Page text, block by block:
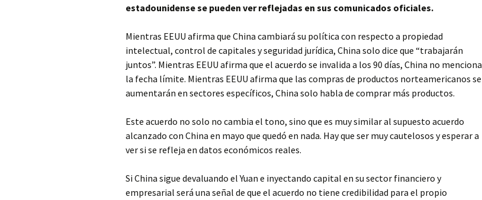
estadounidense se pueden ver reflejadas en sus comunicados oficiales.
Mientras EEUU afirma que China cambiará su política con respecto a propiedad
intelectual, control de capitales y seguridad jurídica, China solo dice que “trabajarán
juntos”. Mientras EEUU afirma que el acuerdo se invalida a los 90 días, China no menciona
la fecha límite. Mientras EEUU afirma que las compras de productos norteamericanos se
aumentarán en sectores específicos, China solo habla de comprar más productos.
Este acuerdo no solo no cambia el tono, sino que es muy similar al supuesto acuerdo
alcanzado con China en mayo que quedó en nada. Hay que ser muy cautelosos y esperar a
ver si se refleja en datos económicos reales.
Si China sigue devaluando el Yuan e inyectando capital en su sector financiero y
empresarial será una señal de que el acuerdo no tiene credibilidad para el propio